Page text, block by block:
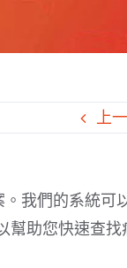
上
我們的系統可
幫助您快速查找